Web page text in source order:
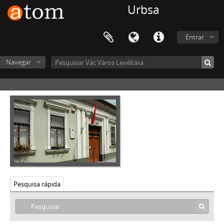
Urbsa
Entrar
Navegar
Pesquisa rápida